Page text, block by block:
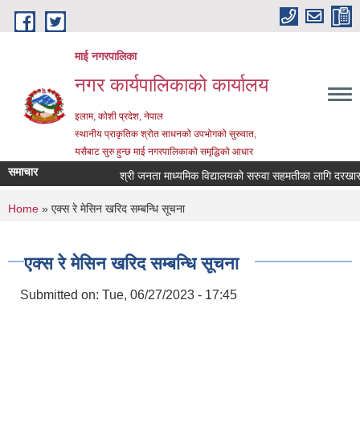
Skip to main content
माई नगरपालिका
नगर कार्यपालिकाको कार्यालय
इलाम, कोशी प्रदेश, नेपाल
स्थानीय प्राकृतिक श्रोत साधनको उपभोगको सुरुवात,
यसैबाट सुरु हुन्छ माई नगरपालिकाको समृद्धिको आधार
समाचार श्री जनता माध्यमिक विद्यालयको सरुवा सहमतीका लागि दरखास्त
You are here
Home » एक्स रे मेसिन खरिद सम्बन्धि सूचना
एक्स रे मेसिन खरिद सम्बन्धि सूचना
Submitted on: Tue, 06/27/2023 - 17:45